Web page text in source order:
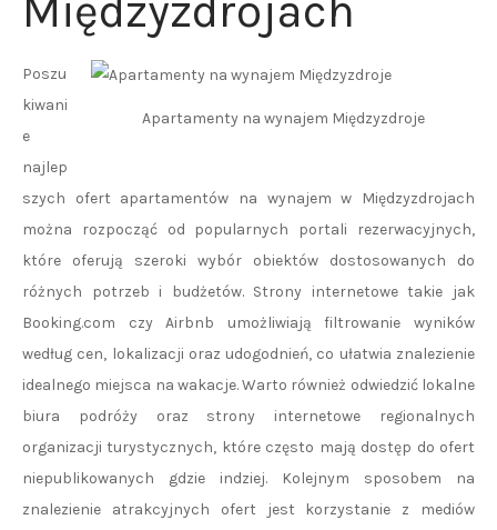
Międzyzdrojach
Apartamenty na wynajem Międzyzdroje
Poszu
kiwani
e
najlep
szych ofert apartamentów na wynajem w Międzyzdrojach
można rozpocząć od popularnych portali rezerwacyjnych,
które oferują szeroki wybór obiektów dostosowanych do
różnych potrzeb i budżetów. Strony internetowe takie jak
Booking.com czy Airbnb umożliwiają filtrowanie wyników
według cen, lokalizacji oraz udogodnień, co ułatwia znalezienie
idealnego miejsca na wakacje. Warto również odwiedzić lokalne
biura podróży oraz strony internetowe regionalnych
organizacji turystycznych, które często mają dostęp do ofert
niepublikowanych gdzie indziej. Kolejnym sposobem na
znalezienie atrakcyjnych ofert jest korzystanie z mediów